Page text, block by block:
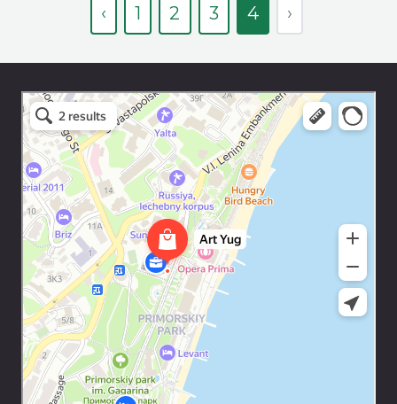
‹ 1 2 3 4 ›
Art Space Lotos
Art studio in Yalta
Exhibition center in Yalta